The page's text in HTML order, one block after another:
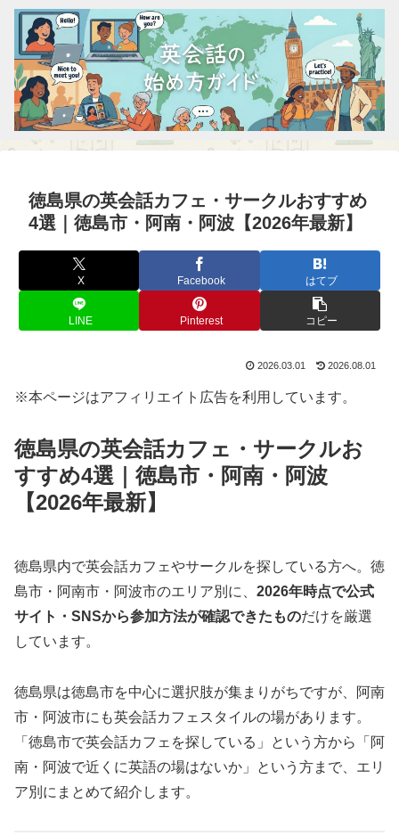
徳島県の英会話カフェ・サークルおすすめ
4選｜徳島市・阿南・阿波【2026年最新】
X Facebook はてブ
LINE Pinterest コピー
2026.03.01 2026.08.01
※本ページはアフィリエイト広告を利用しています。
徳島県の英会話カフェ・サークルお
すすめ4選｜徳島市・阿南・阿波
【2026年最新】
徳島県内で英会話カフェやサークルを探している方へ。徳
島市・阿南市・阿波市のエリア別に、 2026年時点で公式
サイト・SNSから参加方法が確認できたものだけを厳選
しています。
徳島県は徳島市を中心に選択肢が集まりがちですが、阿南
市・阿波市にも英会話カフェスタイルの場があります。
「徳島市で英会話カフェを探している」という方から「阿
南・阿波で近くに英語の場はないか」という方まで、エリ
ア別にまとめて紹介します。